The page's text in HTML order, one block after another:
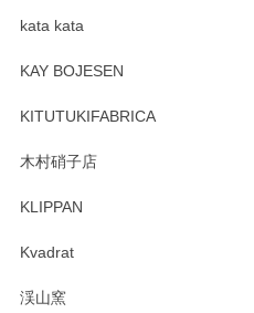
kata kata
KAY BOJESEN
KITUTUKIFABRICA
木村硝子店
KLIPPAN
Kvadrat
渓山窯